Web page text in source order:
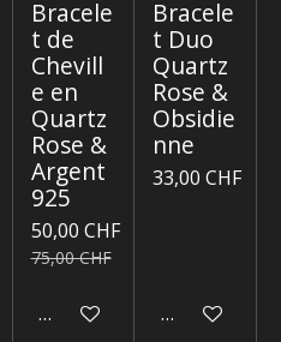
panier
Bracele
t de
Chevill
e en
Quartz
Rose &
Argent
925
50,00 CHF
75,00 CHF
Ajouter au panier
Bracele
t Duo
Quartz
Rose &
Obsidie
nne
33,00 CHF
Ajouter au